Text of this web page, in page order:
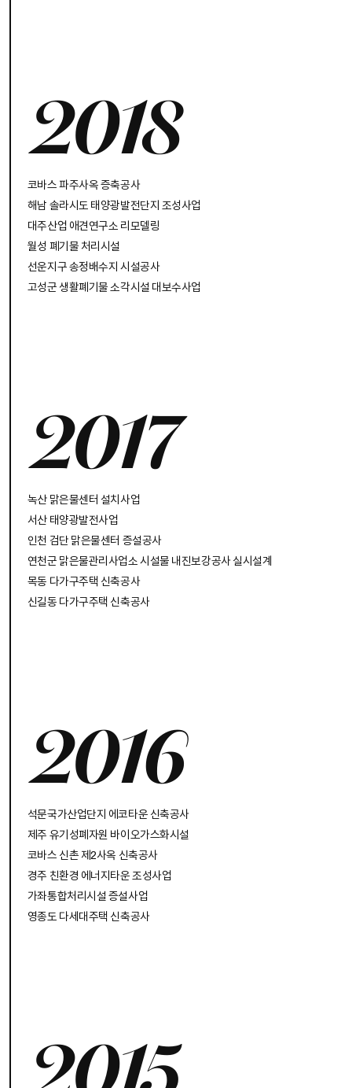
2018
코바스 파주사옥 증축공사
해남 솔라시도 태양광발전단지 조성사업
대주산업 애견연구소 리모델링
월성 폐기물 처리시설
선운지구 송정배수지 시설공사
고성군 생활폐기물 소각시설 대보수사업
2017
녹산 맑은물센터 설치사업
서산 태양광발전사업
인천 검단 맑은물센터 증설공사
연천군 맑은물관리사업소 시설물 내진보강공사 실시설계
목동 다가구주택 신축공사
신길동 다가구주택 신축공사
2016
석문국가산업단지 에코타운 신축공사
제주 유기성폐자원 바이오가스화시설
코바스 신촌 제2사옥 신축공사
경주 친환경 에너지타운 조성사업
가좌통합처리시설 증설사업
영종도 다세대주택 신축공사